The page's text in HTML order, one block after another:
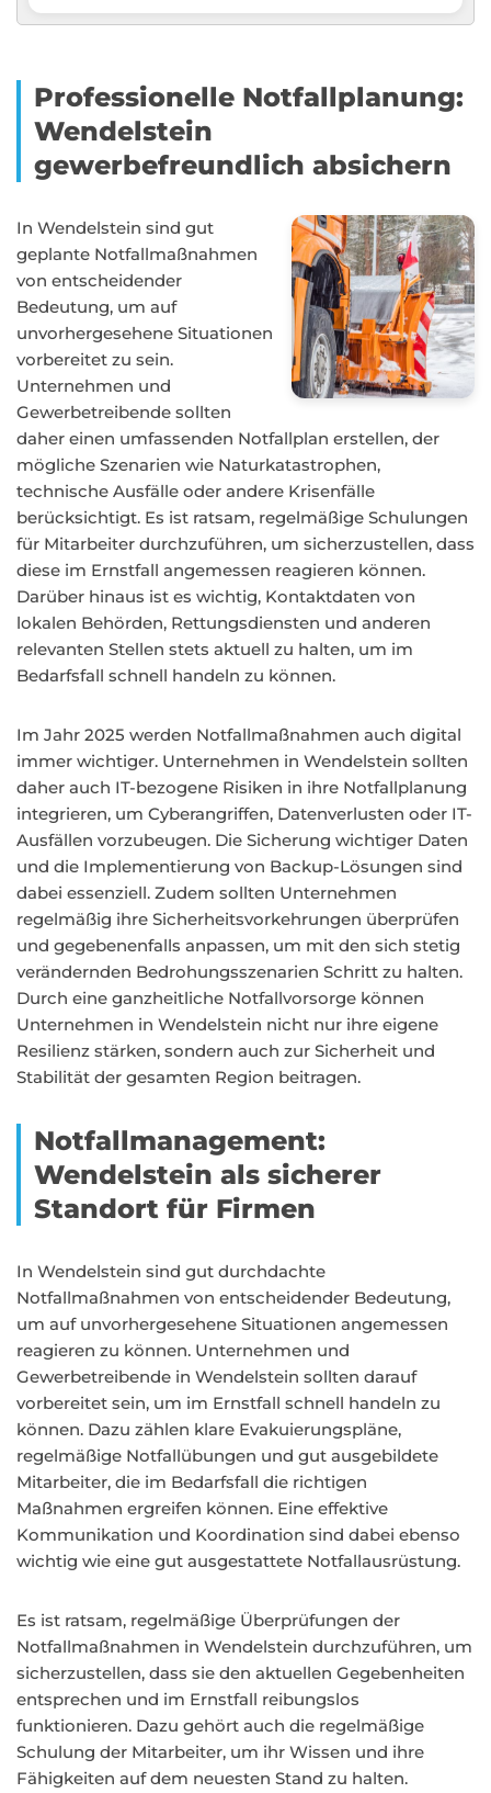
Professionelle Notfallplanung:
Wendelstein
gewerbefreundlich absichern
In Wendelstein sind gut
geplante Notfallmaßnahmen
von entscheidender
Bedeutung, um auf
unvorhergesehene Situationen
vorbereitet zu sein.
Unternehmen und
Gewerbetreibende sollten
daher einen umfassenden Notfallplan erstellen, der
mögliche Szenarien wie Naturkatastrophen,
technische Ausfälle oder andere Krisenfälle
berücksichtigt. Es ist ratsam, regelmäßige Schulungen
für Mitarbeiter durchzuführen, um sicherzustellen, dass
diese im Ernstfall angemessen reagieren können.
Darüber hinaus ist es wichtig, Kontaktdaten von
lokalen Behörden, Rettungsdiensten und anderen
relevanten Stellen stets aktuell zu halten, um im
Bedarfsfall schnell handeln zu können.
Im Jahr 2025 werden Notfallmaßnahmen auch digital
immer wichtiger. Unternehmen in Wendelstein sollten
daher auch IT-bezogene Risiken in ihre Notfallplanung
integrieren, um Cyberangriffen, Datenverlusten oder IT-
Ausfällen vorzubeugen. Die Sicherung wichtiger Daten
und die Implementierung von Backup-Lösungen sind
dabei essenziell. Zudem sollten Unternehmen
regelmäßig ihre Sicherheitsvorkehrungen überprüfen
und gegebenenfalls anpassen, um mit den sich stetig
verändernden Bedrohungsszenarien Schritt zu halten.
Durch eine ganzheitliche Notfallvorsorge können
Unternehmen in Wendelstein nicht nur ihre eigene
Resilienz stärken, sondern auch zur Sicherheit und
Stabilität der gesamten Region beitragen.
Notfallmanagement:
Wendelstein als sicherer
Standort für Firmen
In Wendelstein sind gut durchdachte
Notfallmaßnahmen von entscheidender Bedeutung,
um auf unvorhergesehene Situationen angemessen
reagieren zu können. Unternehmen und
Gewerbetreibende in Wendelstein sollten darauf
vorbereitet sein, um im Ernstfall schnell handeln zu
können. Dazu zählen klare Evakuierungspläne,
regelmäßige Notfallübungen und gut ausgebildete
Mitarbeiter, die im Bedarfsfall die richtigen
Maßnahmen ergreifen können. Eine effektive
Kommunikation und Koordination sind dabei ebenso
wichtig wie eine gut ausgestattete Notfallausrüstung.
Es ist ratsam, regelmäßige Überprüfungen der
Notfallmaßnahmen in Wendelstein durchzuführen, um
sicherzustellen, dass sie den aktuellen Gegebenheiten
entsprechen und im Ernstfall reibungslos
funktionieren. Dazu gehört auch die regelmäßige
Schulung der Mitarbeiter, um ihr Wissen und ihre
Fähigkeiten auf dem neuesten Stand zu halten.